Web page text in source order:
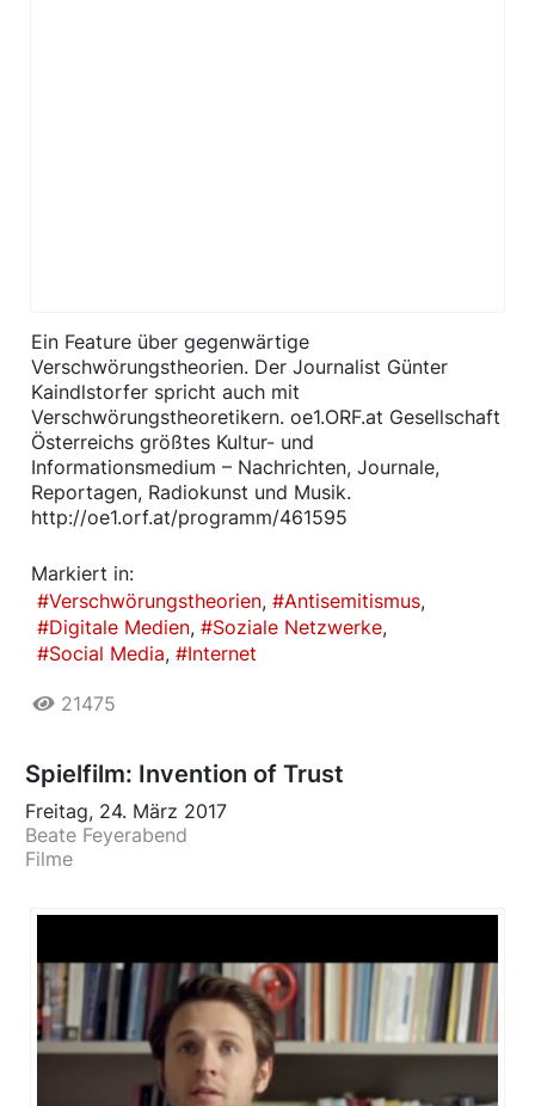
​Ein Feature über gegenwärtige
Verschwörungstheorien. Der Journalist Günter
Kaindlstorfer spricht auch mit
Verschwörungstheoretikern. oe1.ORF.at Gesellschaft
Österreichs größtes Kultur- und
Informationsmedium – Nachrichten, Journale,
Reportagen, Radiokunst und Musik.
http://oe1.orf.at/programm/461595
Markiert in:
Verschwörungstheorien
Antisemitismus
Digitale Medien
Soziale Netzwerke
Social Media
Internet
21475
Spielfilm: Invention of Trust
Freitag, 24. März 2017
Beate Feyerabend
Filme